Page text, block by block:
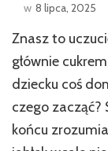
w 8 lipca, 2025
Znasz to
głównie
dziecku coś
czego zacząć?
końcu